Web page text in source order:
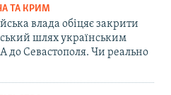
ТА КРИМ
влада обіцяє закрити
шлях українським
до Севастополя. Чи реально